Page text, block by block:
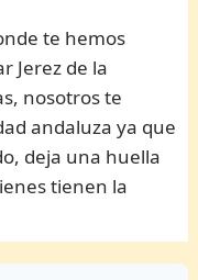
te hemos
Jerez de la
nosotros te
andaluza ya que
deja una huella
tienen la